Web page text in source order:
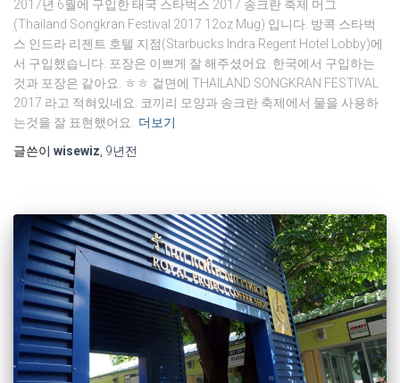
2017년 6월에 구입한 태국 스타벅스 2017 송크란 축제 머그
(Thailand Songkran Festival 2017 12oz Mug) 입니다. 방콕 스타벅
스 인드라 리젠트 호텔 지점(Starbucks Indra Regent Hotel Lobby)에
서 구입했습니다. 포장은 이쁘게 잘 해주셨어요. 한국에서 구입하는
것과 포장은 같아요. ㅎㅎ 겉면에 THAILAND SONGKRAN FESTIVAL
2017 라고 적혀있네요. 코끼리 모양과 송크란 축제에서 물을 사용하
는것을 잘 표현했어요.
더보기
글쓴이 wisewiz 9년전